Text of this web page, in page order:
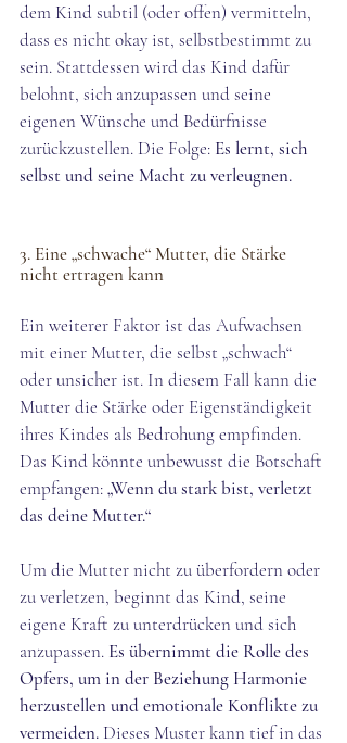
dem Kind subtil (oder offen) vermitteln,
dass es nicht okay ist, selbstbestimmt zu
sein. Stattdessen wird das Kind dafür
belohnt, sich anzupassen und seine
eigenen Wünsche und Bedürfnisse
zurückzustellen. Die Folge: Es lernt, sich
selbst und seine Macht zu verleugnen.
3. Eine „schwache“ Mutter, die Stärke
nicht ertragen kann
Ein weiterer Faktor ist das Aufwachsen
mit einer Mutter, die selbst „schwach“
oder unsicher ist. In diesem Fall kann die
Mutter die Stärke oder Eigenständigkeit
ihres Kindes als Bedrohung empfinden.
Das Kind könnte unbewusst die Botschaft
empfangen: „Wenn du stark bist, verletzt
das deine Mutter.“
Um die Mutter nicht zu überfordern oder
zu verletzen, beginnt das Kind, seine
eigene Kraft zu unterdrücken und sich
anzupassen. Es übernimmt die Rolle des
Opfers, um in der Beziehung Harmonie
herzustellen und emotionale Konflikte zu
vermeiden. Dieses Muster kann tief in das